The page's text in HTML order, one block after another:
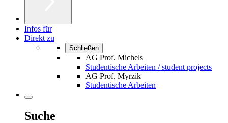
Infos für
Direkt zu
Schließen
AG Prof. Michels
Studentische Arbeiten / student projects
AG Prof. Myrzik
Studentische Arbeiten
Suche